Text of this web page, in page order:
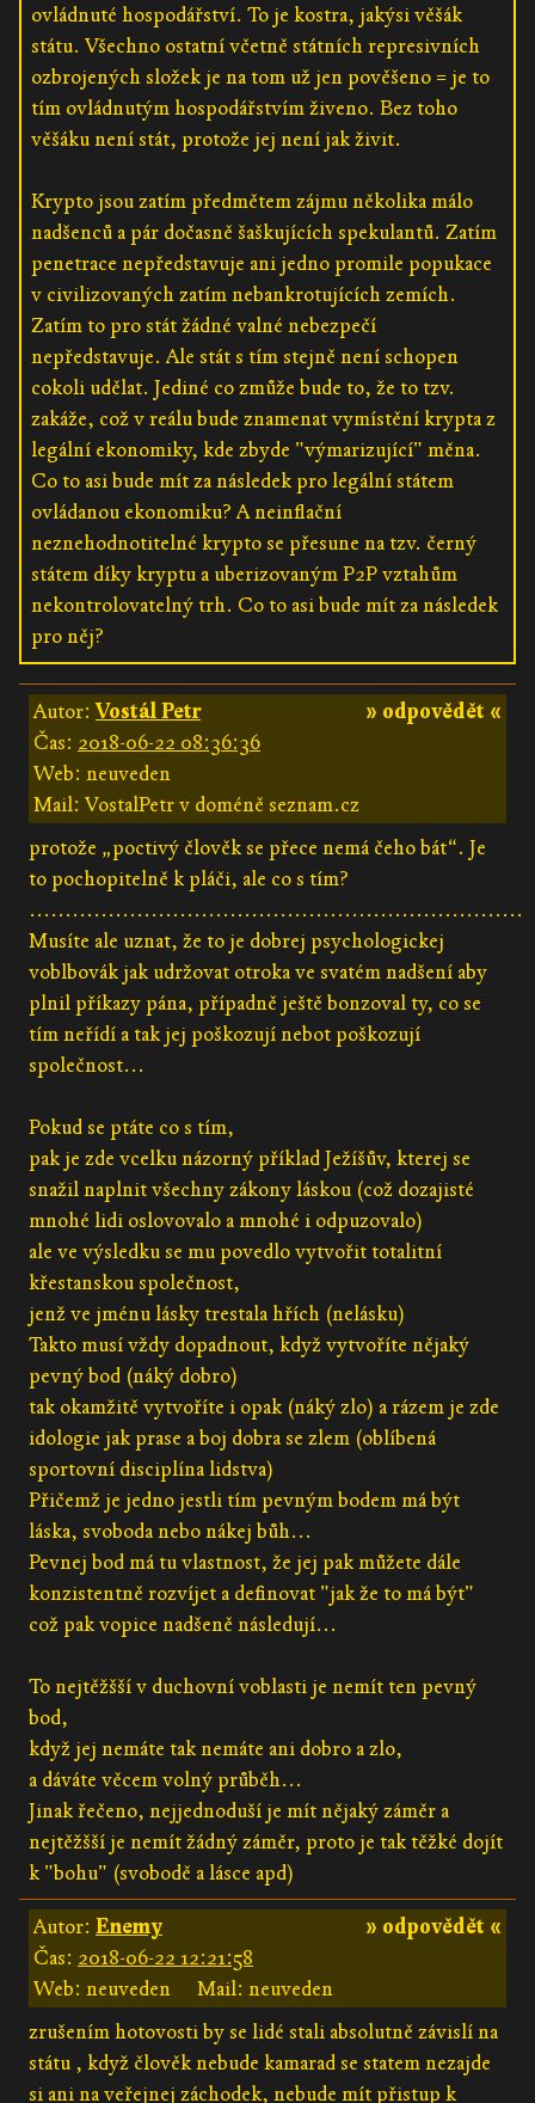
ovládnuté hospodářství. To je kostra, jakýsi věšák
státu. Všechno ostatní včetně státních represivních
ozbrojených složek je na tom už jen pověšeno = je to
tím ovládnutým hospodářstvím živeno. Bez toho
věšáku není stát, protože jej není jak živit.
Krypto jsou zatím předmětem zájmu několika málo
nadšenců a pár dočasně šaškujících spekulantů. Zatím
penetrace nepředstavuje ani jedno promile popukace
v civilizovaných zatím nebankrotujících zemích.
Zatím to pro stát žádné valné nebezpečí
nepředstavuje. Ale stát s tím stejně není schopen
cokoli udělat. Jediné co zmůže bude to, že to tzv.
zakáže, což v reálu bude znamenat vymístění krypta z
legální ekonomiky, kde zbyde "výmarizující" měna.
Co to asi bude mít za následek pro legální státem
ovládanou ekonomiku? A neinflační
neznehodnotitelné krypto se přesune na tzv. černý
státem díky kryptu a uberizovaným P2P vztahům
nekontrolovatelný trh. Co to asi bude mít za následek
pro něj?
» odpovědět «
Autor:Vostál Petr
Čas: 2018-06-22 08:36:36
Web: neuveden
Mail: VostalPetr v doméně seznam.cz
protože „poctivý člověk se přece nemá čeho bát“. Je
to pochopitelně k pláči, ale co s tím?
.....................................................................
Musíte ale uznat, že to je dobrej psychologickej
voblbovák jak udržovat otroka ve svatém nadšení aby
plnil příkazy pána, případně ještě bonzoval ty, co se
tím neřídí a tak jej poškozují nebot poškozují
společnost...
Pokud se ptáte co s tím,
pak je zde vcelku názorný příklad Ježíšův, kterej se
snažil naplnit všechny zákony láskou (což dozajisté
mnohé lidi oslovovalo a mnohé i odpuzovalo)
ale ve výsledku se mu povedlo vytvořit totalitní
křestanskou společnost,
jenž ve jménu lásky trestala hřích (nelásku)
Takto musí vždy dopadnout, když vytvoříte nějaký
pevný bod (náký dobro)
tak okamžitě vytvoříte i opak (náký zlo) a rázem je zde
idologie jak prase a boj dobra se zlem (oblíbená
sportovní disciplína lidstva)
Přičemž je jedno jestli tím pevným bodem má být
láska, svoboda nebo nákej bůh...
Pevnej bod má tu vlastnost, že jej pak můžete dále
konzistentně rozvíjet a definovat "jak že to má být"
což pak vopice nadšeně následují...
To nejtěžšší v duchovní voblasti je nemít ten pevný
bod,
když jej nemáte tak nemáte ani dobro a zlo,
a dáváte věcem volný průběh...
Jinak řečeno, nejjednoduší je mít nějaký záměr a
nejtěžšší je nemít žádný záměr, proto je tak těžké dojít
k "bohu" (svobodě a lásce apd)
» odpovědět «
Autor: Enemy
Čas: 2018-06-22 12:21:58
Web: neuveden
Mail: neuveden
zrušením hotovosti by se lidé stali absolutně závislí na
státu , když člověk nebude kamarad se statem nezajde
si ani na veřejnej záchodek, nebude mít přistup k